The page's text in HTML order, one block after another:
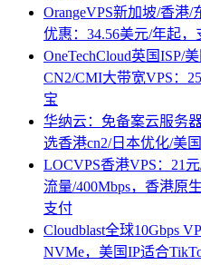
OrangeVPS新加坡/香港
优惠：34.56美元/年起，
OneTechCloud英国ISP/
CN2/CMI大带宽VPS：
宝
华纳云：免备案云服务
选香港cn2/日本优化/美
LOCVPS香港VPS：21
流量/400Mbps，香港原
支付
Cloudblast全球10Gbps
NVMe，美国IP适合